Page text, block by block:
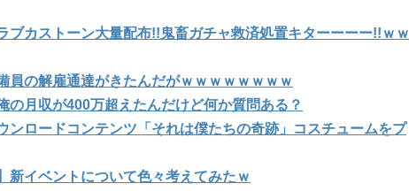
ブカストーン大量配布!!鬼畜ガチャ救済処置キターーーー!!ｗｗ
員の解雇通達がきたんだがｗｗｗｗｗｗｗｗ
の月収が400万超えたんだけど何か質問ある？
ンロードコンテンツ「それは僕たちの奇跡」コスチュームをプ
新イベントについて色々考えてみたｗ